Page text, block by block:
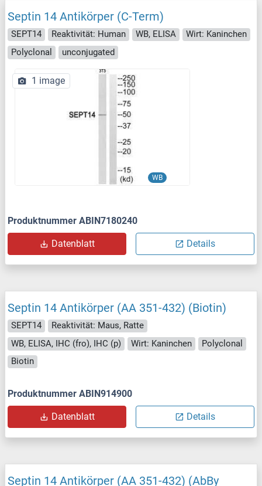
Septin 14 Antikörper (C-Term)
SEPT14 Reaktivität: Human WB, ELISA
Wirt: Kaninchen
Polyclonal
unconjugated
WB
1 image
Produktnummer ABIN7180240
Datenblatt Details
Septin 14 Antikörper (AA 351-432) (Biotin)
SEPT14
Reaktivität: Maus, Ratte
WB, ELISA, IHC (fro), IHC (p)
Wirt: Kaninchen
Polyclonal
Biotin
Produktnummer ABIN914900
Datenblatt Details
Septin 14 Antikörper (AA 351-432) (AbBy